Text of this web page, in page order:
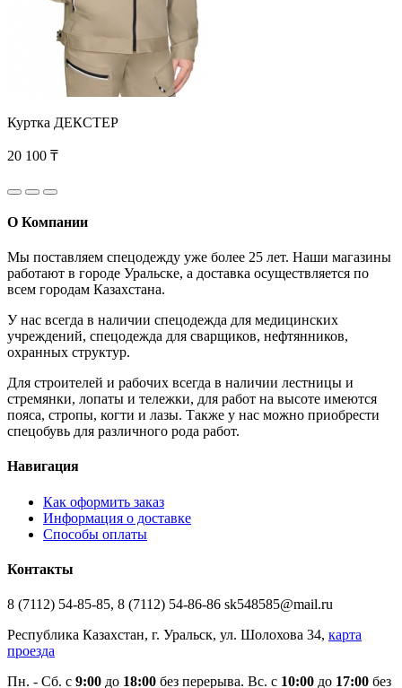
Куртка ДЕКСТЕР
20 100 ₸
О Компании
Мы поставляем спецодежду уже более 25 лет. Наши магазины
работают в городе Уральске, а доставка осуществляется по
всем городам Казахстана.
У нас всегда в наличии спецодежда для медицинских
учреждений, спецодежда для сварщиков, нефтянников,
охранных структур.
Для строителей и рабочих всегда в наличии лестницы и
стремянки, лопаты и тележки, для работ на высоте имеются
пояса, стропы, когти и лазы. Также у нас можно приобрести
спецобувь для различного рода работ.
Навигация
Как оформить заказ
Информация о доставке
Способы оплаты
Контакты
8 (7112) 54-85-85, 8 (7112) 54-86-86 sk548585@mail.ru
Республика Казахстан, г. Уральск, ул. Шолохова 34, карта
проезда
Пн. - Cб. с 9:00 до 18:00 без перерыва. Вс. с 10:00 до 17:00 без